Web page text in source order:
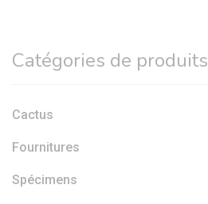
Catégories de produits
Cactus
Fournitures
Spécimens